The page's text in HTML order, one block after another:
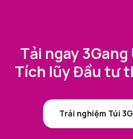
Tải ngay
Tích lũy Đầu tư
Trải nghiệm Túi